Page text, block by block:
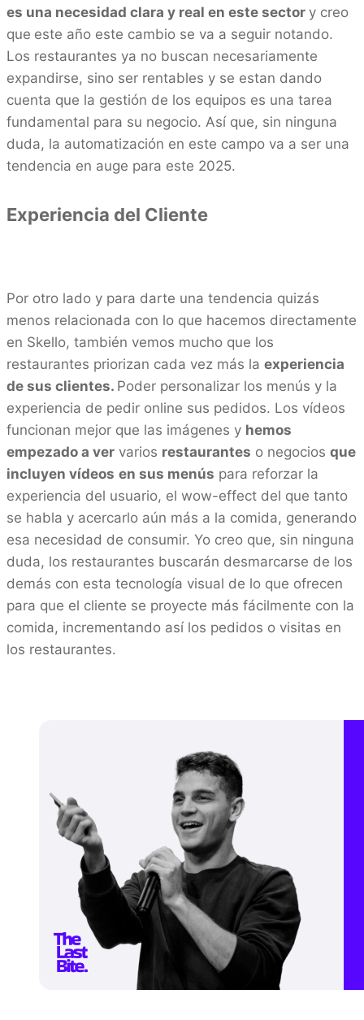
es una necesidad clara y real en este sector y creo
que este año este cambio se va a seguir notando.
Los restaurantes ya no buscan necesariamente
expandirse, sino ser rentables y se estan dando
cuenta que la gestión de los equipos es una tarea
fundamental para su negocio. Así que, sin ninguna
duda, la automatización en este campo va a ser una
tendencia en auge para este 2025.
Experiencia del Cliente
Por otro lado y para darte una tendencia quizás
menos relacionada con lo que hacemos directamente
en Skello, también vemos mucho que los
restaurantes priorizan cada vez más la experiencia
de sus clientes. Poder personalizar los menús y la
experiencia de pedir online sus pedidos. Los vídeos
funcionan mejor que las imágenes y hemos
empezado a ver varios restaurantes o negocios que
incluyen vídeos en sus menús para reforzar la
experiencia del usuario, el wow-effect del que tanto
se habla y acercarlo aún más a la comida, generando
esa necesidad de consumir. Yo creo que, sin ninguna
duda, los restaurantes buscarán desmarcarse de los
demás con esta tecnología visual de lo que ofrecen
para que el cliente se proyecte más fácilmente con la
comida, incrementando así los pedidos o visitas en
los restaurantes.